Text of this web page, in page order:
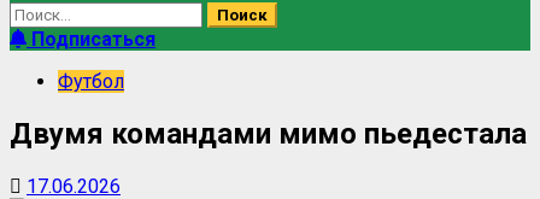
Подписаться
Футбол
Двумя командами мимо пьедестала
17.06.2026